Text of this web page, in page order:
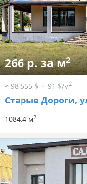
266 р. за м2
≈ 98 555 $ 91 $/м2
Старые Дороги,
1084.4 м2